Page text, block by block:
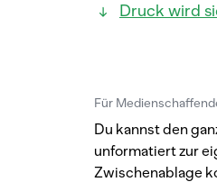
Druck wird
Für
Du kannst den
unformatiert zur
Zwischenablage